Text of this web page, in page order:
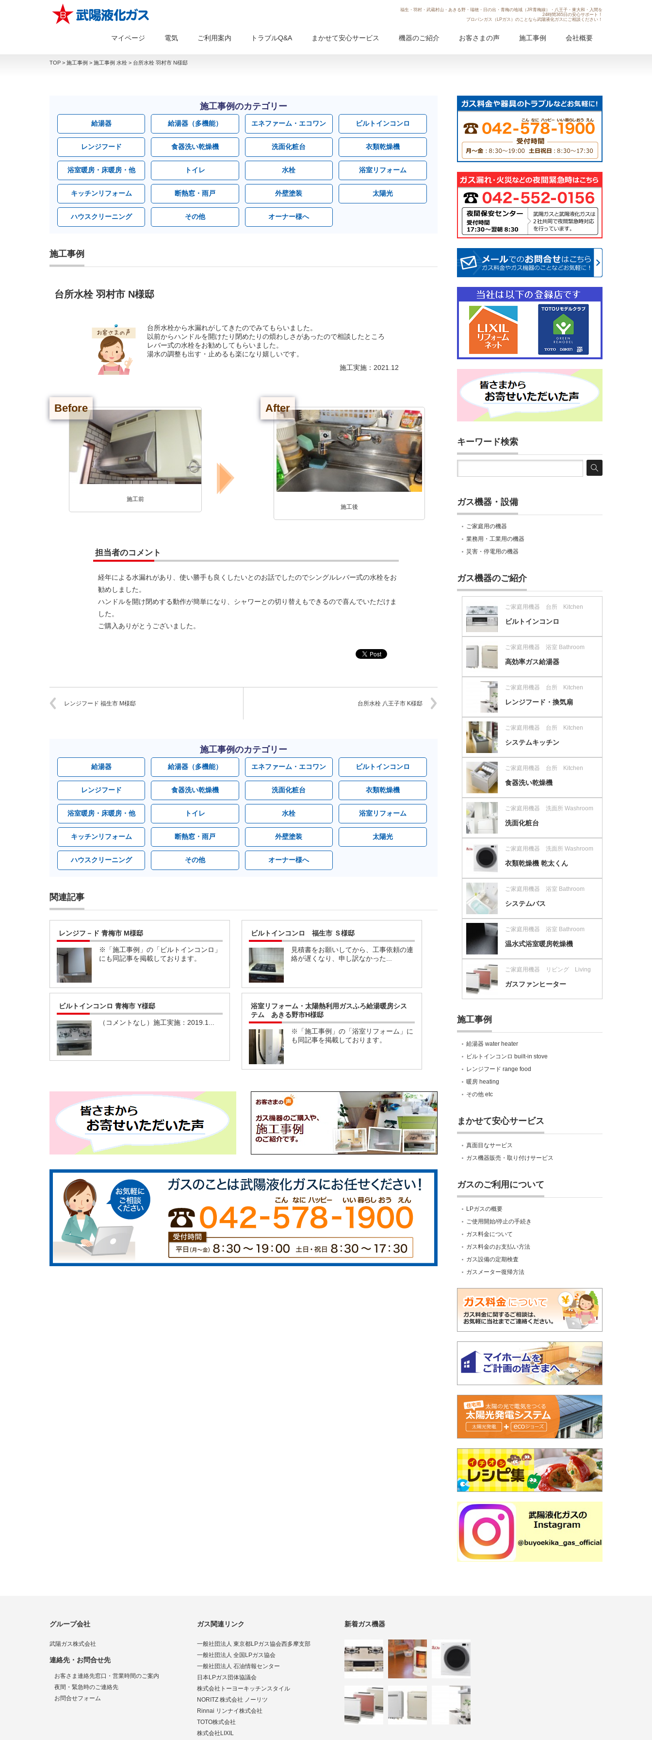
福生・羽村・武蔵村山・あきる野・瑞穂・日の出・青梅の地域（JR青梅線）・八王子・東大和・入間を
24時間365日の安心サポート！
プロパンガス（LPガス）のことなら武陽液化ガスにご相談ください！
マイページ 電気 ご利用案内 トラブルQ&A まかせて安心サービス 機器のご紹介 お客さまの声 施工事例 会社概要
TOP > 施工事例 > 施工事例 水栓 > 台所水栓 羽村市 N様邸
施工事例のカテゴリー
給湯器 給湯器（多機能） エネファーム・エコワン ビルトインコンロ
レンジフード 食器洗い乾燥機 洗面化粧台 衣類乾燥機
浴室暖房・床暖房・他 トイレ 水栓 浴室リフォーム
キッチンリフォーム 断熱窓・雨戸 外壁塗装 太陽光
ハウスクリーニング その他 オーナー様へ
施工事例
台所水栓 羽村市 N様邸
台所水栓から水漏れがしてきたのでみてもらいました。
以前からハンドルを開けたり閉めたりの煩わしさがあったので相談したところ
レバー式の水栓をお勧めしてもらいました。
湯水の調整も出す・止めるも楽になり嬉しいです。
施工実施：2021.12
Before
施工前
After
施工後
担当者のコメント
経年による水漏れがあり、使い勝手も良くしたいとのお話でしたのでシングルレバー式の水栓をお
勧めしました。
ハンドルを開け閉めする動作が簡単になり、シャワーとの切り替えもできるので喜んでいただけま
した。
ご購入ありがとうございました。
レンジフード 福生市 M様邸 台所水栓 八王子市 K様邸
施工事例のカテゴリー
給湯器 給湯器（多機能） エネファーム・エコワン ビルトインコンロ
レンジフード 食器洗い乾燥機 洗面化粧台 衣類乾燥機
浴室暖房・床暖房・他 トイレ 水栓 浴室リフォーム
キッチンリフォーム 断熱窓・雨戸 外壁塗装 太陽光
ハウスクリーニング その他 オーナー様へ
関連記事
レンジフ－ド 青梅市 M様邸
※「施工事例」の「ビルトインコンロ」
にも同記事を掲載しております。
ビルトインコンロ 福生市 Ｓ様邸
見積書をお願いしてから、工事依頼の連
絡が遅くなり、申し訳なかった...
ビルトインコンロ 青梅市 Y様邸
（コメントなし）施工実施：2019.1...
浴室リフォーム・太陽熱利用ガスふろ給湯暖房シス
テム あきる野市H様邸
※「施工事例」の「浴室リフォーム」に
も同記事を掲載しております。
キーワード検索
ガス機器・設備
ご家庭用の機器
業務用・工業用の機器
災害・停電用の機器
ガス機器のご紹介
ご家庭用機器 台所 Kitchen
ビルトインコンロ
ご家庭用機器 浴室 Bathroom
高効率ガス給湯器
ご家庭用機器 台所 Kitchen
レンジフード・換気扇
ご家庭用機器 台所 Kitchen
システムキッチン
ご家庭用機器 台所 Kitchen
食器洗い乾燥機
ご家庭用機器 洗面所 Washroom
洗面化粧台
ご家庭用機器 洗面所 Washroom
衣類乾燥機 乾太くん
ご家庭用機器 浴室 Bathroom
システムバス
ご家庭用機器 浴室 Bathroom
温水式浴室暖房乾燥機
ご家庭用機器 リビング Living
ガスファンヒーター
施工事例
給湯器 water heater
ビルトインコンロ built-in stove
レンジフード range food
暖房 heating
その他 etc
まかせて安心サービス
真面目なサービス
ガス機器販売・取り付けサービス
ガスのご利用について
LPガスの概要
ご使用開始/停止の手続き
ガス料金について
ガス料金のお支払い方法
ガス設備の定期検査
ガスメーター復帰方法
グループ会社
武陽ガス株式会社
連絡先・お問合せ先
お客さま連絡先窓口・営業時間のご案内
夜間・緊急時のご連絡先
お問合せフォーム
ガス関連リンク
一般社団法人 東京都LPガス協会西多摩支部
一般社団法人 全国LPガス協会
一般社団法人 石油情報センター
日本LPガス団体協議会
株式会社トーヨーキッチンスタイル
NORITZ 株式会社 ノーリツ
Rinnai リンナイ株式会社
TOTO株式会社
株式会社LIXIL
新着ガス機器